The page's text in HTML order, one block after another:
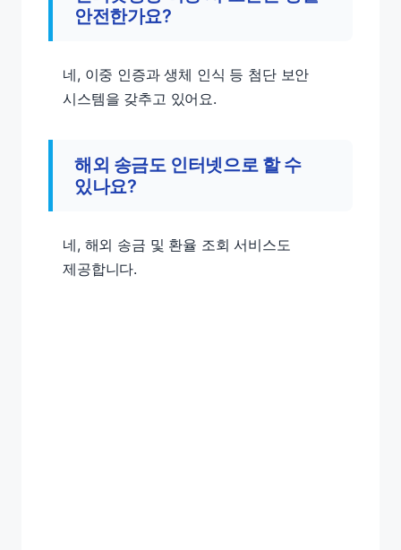
안전한가요?
네, 이중 인증과 생체 인식 등 첨단 보안
시스템을 갖추고 있어요.
해외 송금도 인터넷으로 할 수
있나요?
네, 해외 송금 및 환율 조회 서비스도
제공합니다.